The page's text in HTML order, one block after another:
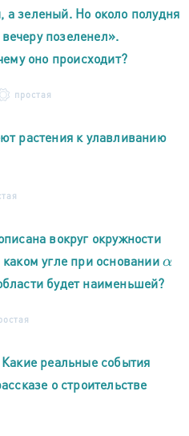
а зеленый. Но около полудня
позеленел».
оно происходит?
простая
растения к улавливанию
вокруг окружности
угле при основанииα
будет наименьшей?
реальные события
о строительстве